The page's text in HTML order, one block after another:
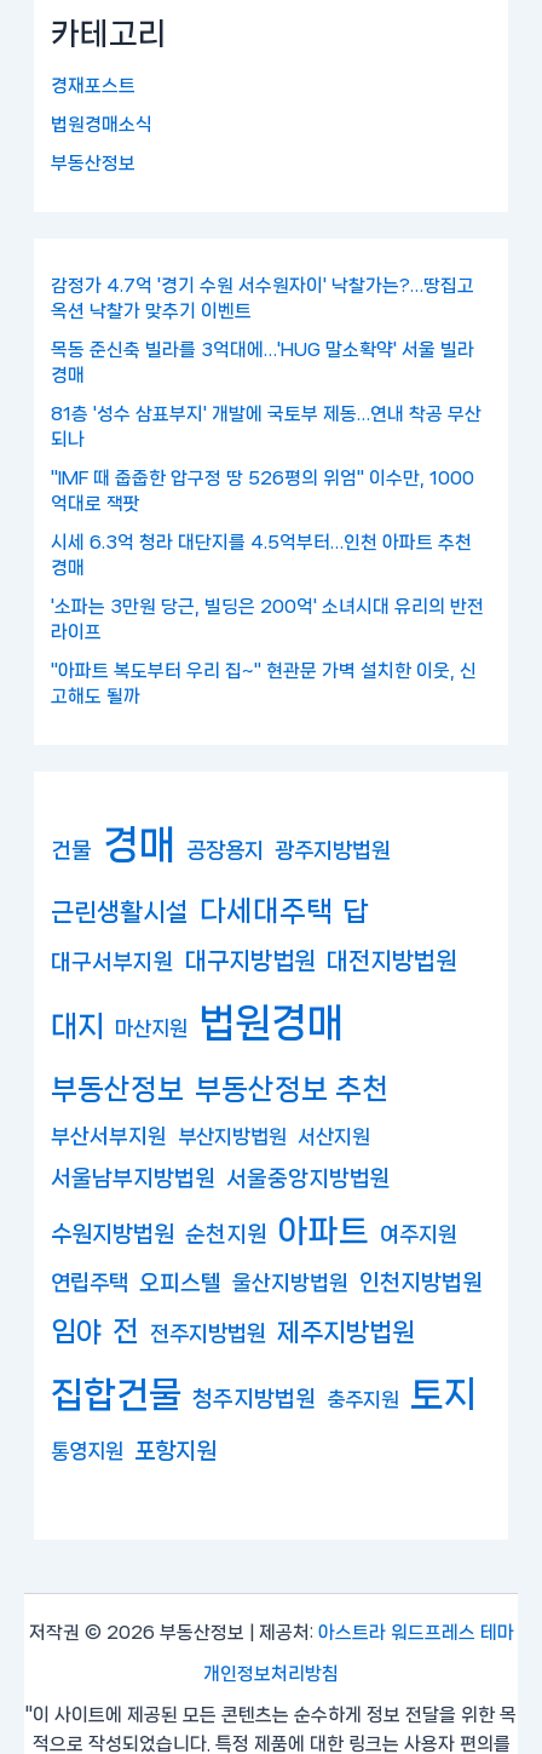
카테고리
경재포스트
법원경매소식
부동산정보
감정가 4.7억 '경기 수원 서수원자이' 낙찰가는?…땅집고
옥션 낙찰가 맞추기 이벤트
목동 준신축 빌라를 3억대에…'HUG 말소확약' 서울 빌라
경매
81층 '성수 삼표부지' 개발에 국토부 제동…연내 착공 무산
되나
"IMF 때 줍줍한 압구정 땅 526평의 위엄" 이수만, 1000
억대로 잭팟
시세 6.3억 청라 대단지를 4.5억부터…인천 아파트 추천
경매
'소파는 3만원 당근, 빌딩은 200억' 소녀시대 유리의 반전
라이프
"아파트 복도부터 우리 집~" 현관문 가벽 설치한 이웃, 신
고해도 될까
건물 경매 공장용지 광주지방법원
근린생활시설 다세대주택 답
대구서부지원 대구지방법원 대전지방법원
대지 마산지원 법원경매
부동산정보 부동산정보 추천
부산서부지원 부산지방법원 서산지원
서울남부지방법원 서울중앙지방법원
수원지방법원 순천지원 아파트 여주지원
연립주택 오피스텔 울산지방법원 인천지방법원
임야 전 전주지방법원 제주지방법원
집합건물 청주지방법원 충주지원 토지
통영지원 포항지원
저작권 © 2026 부동산정보 | 제공처: 아스트라 워드프레스 테마
개인정보처리방침
"이 사이트에 제공된 모든 콘텐츠는 순수하게 정보 전달을 위한 목
적으로 작성되었습니다. 특정 제품에 대한 링크는 사용자 편의를